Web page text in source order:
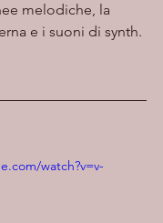
melodiche, la
e i suoni di synth.
watch?v=v-